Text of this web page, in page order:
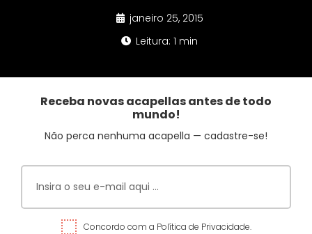
janeiro 25, 2015
Leitura: 1 min
Receba novas acapellas antes de todo
mundo!
Não perca nenhuma acapella — cadastre-se!
Concordo com a Política de Privacidade.